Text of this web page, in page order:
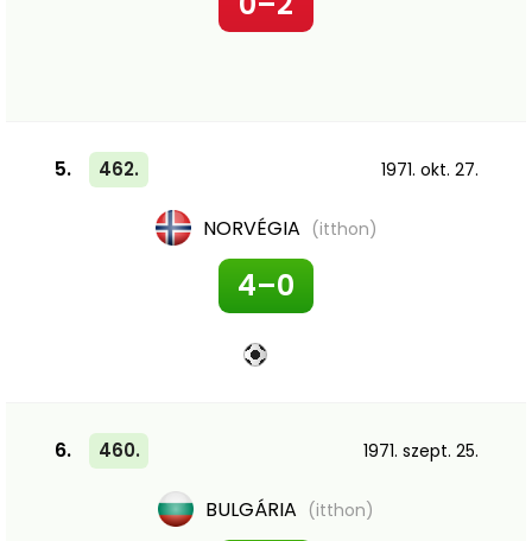
5. 462. 1971. okt. 27.
NORVÉGIA (itthon)
4–0
6. 460. 1971. szept. 25.
BULGÁRIA (itthon)